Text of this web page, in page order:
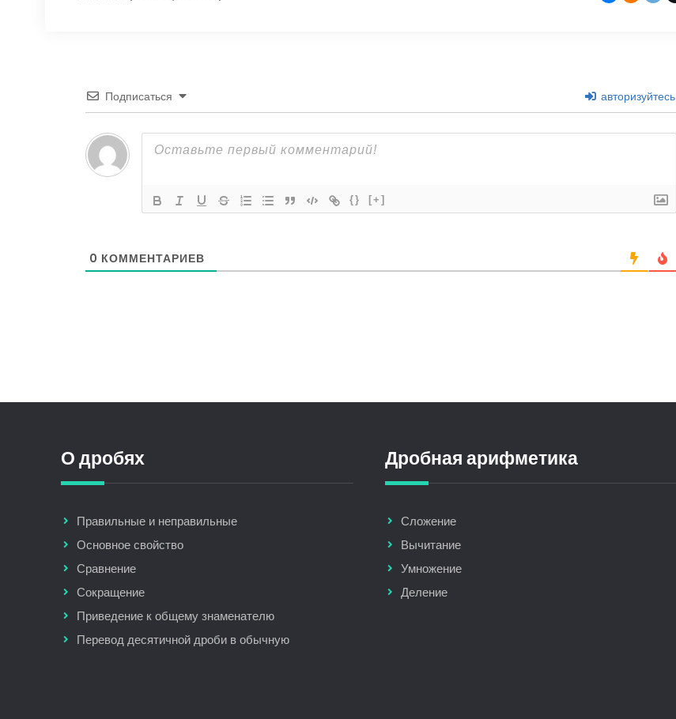
Подписаться авторизуйтесь
{} [+]
0 КОММЕНТАРИЕВ
О дробях
Правильные и неправильные
Основное свойство
Сравнение
Сокращение
Приведение к общему знаменателю
Перевод десятичной дроби в обычную
Дробная арифметика
Сложение
Вычитание
Умножение
Деление